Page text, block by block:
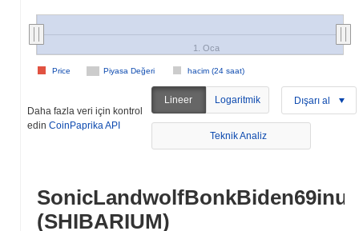
Piyasa Değeri hacim (24 saat)
Price
1. Oca
Daha fazla veri için kontrol
edin CoinPaprika API
Lineer Logaritmik Dışarı al
Teknik Analiz
SonicLandwolfBonkBiden69inu
(SHIBARIUM)